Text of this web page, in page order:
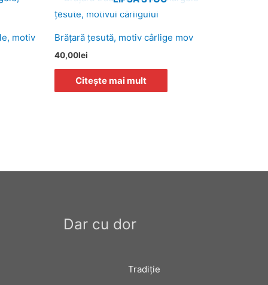
motiv
Brăţară ţesută, motiv cârlige mov
40,00lei
Citește mai mult
Dar cu dor
Tradiţie